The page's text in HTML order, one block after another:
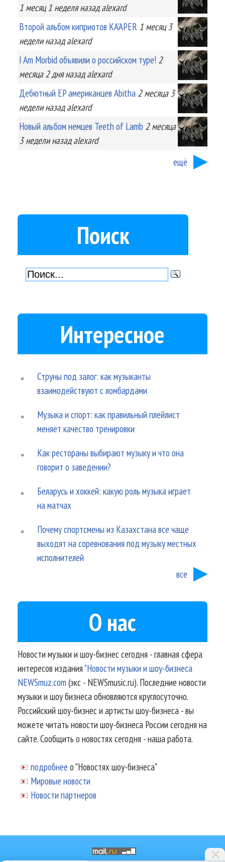
1 месяц 1 неделяназад alexard
Второй альбом киприотов KA'APER 1 месяц 3
неделиназад alexard
I Am Morbid объявили о российском туре! 2
месяца 2 дняназад alexard
Дебютный EP американцев Abitha 2 месяца 3
неделиназад alexard
Новый альбом немцев Teeth of Lamb 2 месяца
3 неделиназад alexard
ещё
Поиск
Интересное
Струны под залог: как музыканты
взаимодействуют с ломбардами
Музыка и спорт: как правильный плейлист
меняет качество тренировки
Как рестораны выбирают музыку и что она
говорит о заведении?
Беларусь и хоккей: какую роль музыка играет
на матчах
Почему спортсмены из Казахстана все чаще
выходят на соревнования под музыку местных
исполнителей
все
О нас
Новости музыки и шоу-бизнес сегодня - главная сфера
интересов издания"Новости музыки и шоу-бизнеса
NEWSmuz.com(экс - NEWSmusic.ru). Последние новости
музыки и шоу бизнеса обновляются круглосуточно.
Российский шоу-бизнес и артисты шоу-бизнеса - вы
можете читать новости шоу-бизнеса России сегодня на
сайте. Сообщить о новостях сегодня - наша работа.
подробнее о "Новостях шоу-бизнеса"
Мировые новости
Новости партнеров